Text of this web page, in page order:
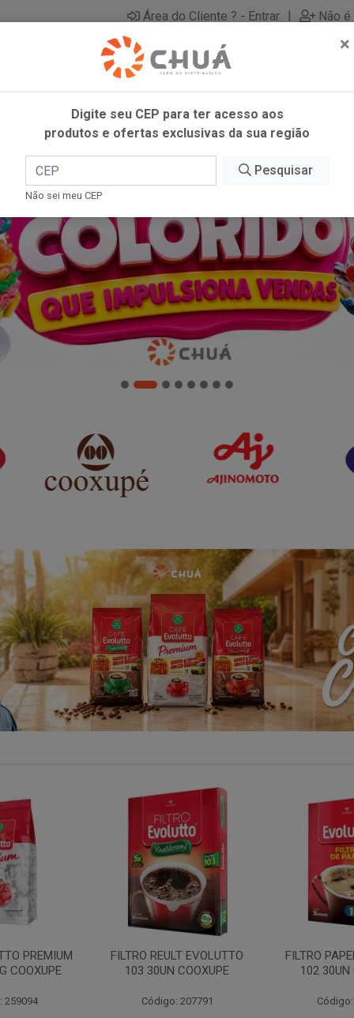
Área do Cliente ? - Entrar | Não
EVOLUTTO
207791
FILTRO PAPEL EVOLUTTO
102 30UN COOXUPE
Código: 259097
FILTRO
103 30UN
×
Digite seu CEP para ter acesso aos
produtos e ofertas exclusivas da sua região
Pesquisar
Não sei meu CEP